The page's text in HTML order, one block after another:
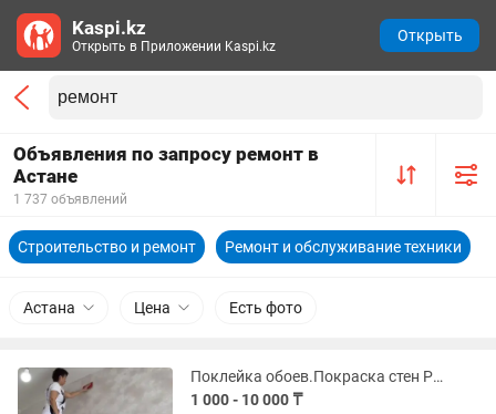
Объявления по запросу ремонт в
Астане
1 737 объявлений
Строительство и ремонт Ремонт и обслуживание техники
Астана Цена Есть фото
Поклейка обоев.Покраска стен Ремонт квартир
1 000 - 10 000 ₸
Kaspi.kz
Открыть в Приложении Kaspi.kz
Открыть